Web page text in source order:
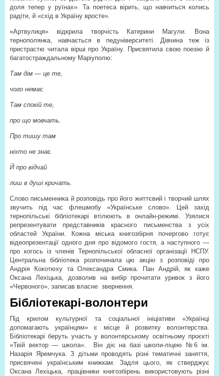
доля тепер у руїнах». Та поетеса вірить, що навчиться колись
радіти, й «схід в Україну вросте».
«Артвулиця» відкрила творчість Катерини Магули. Вона
тернополянка, навчається в педуніверситеті. Дівчина теж із
пристрастю читала вірші про Україну. Присвятила свою поезію й
багатостраждальному Маріуполю:
Там дім — це те,
чого немає.
Там спокій те,
про що мовчать.
Про тишу там
ніхто не знає.
Й про відчай
лиш в душі кричать.
Слово письменника й розповідь про його життєвий і творчий шлях
звучить під час флешмобу «Українське слово». Цей захід
тернопільські бібліотекарі втілюють в онлайн-режимі. Узялися
репрезентувати представників красного письменства з усіх
областей України. Кожна міська книгозбірня почергово готує
відеопрезентації одного дня про відомого гостя, а наступного —
про когось із членів Тернопільської обласної організації НСПУ.
Центральна бібліотека розпочинала цю акцію з розповіді про
Андрія Кокотюху та Олександра Смика. Пан Андрій, як каже
Оксана Лехіцька, дозволив на вибір прочитати уривок з його
«Червоного», записав власне звернення.
Бібліотекарі-волонтери
Під крилом культурної та соціальної ініціативи «Українці
допомагають українцям» є місце й розвитку волонтерства.
Бібліотекарі беруть участь у волонтерському освітньому проєкті
«Твій вектор — школа».
Він діє на базі школи-ліцею №6 ім.
Назарія Яремчука. З дітьми проводять різні тематичні заняття,
присвячені українським книжкам. Задля цього, як стверджує
Оксана Лехіцька, працівники книгозбірень використовують різні